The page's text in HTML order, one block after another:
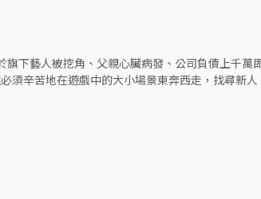
下藝人被挖角、父親心臟病發、公司負債上千
辛苦地在遊戲中的大小場景東奔西走，找尋新人